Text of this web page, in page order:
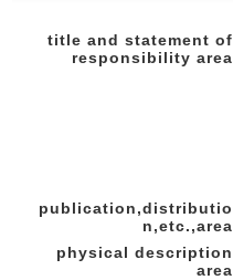
title and statement of
responsibility area
publication,distributio
n,etc.,area
physical description
area